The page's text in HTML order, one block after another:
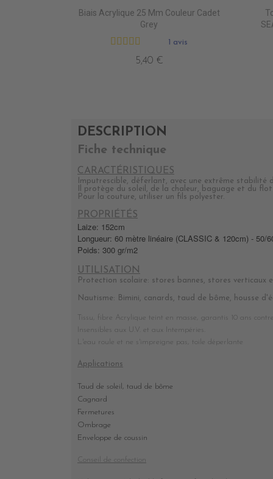
Biais Acrylique 25 Mm Couleur Cadet
Grey
1 avis
5,40 €
DESCRIPTION
Fiche technique
CARACTÉRISTIQUES
Imputrescible, déferlant, avec une extrême stabilité
Il protège du soleil, de la chaleur, baguage et du
Pour la couture, utiliser un fils polyester.
PROPRIÉTÉS
Laize: 152cm
Longueur: 60 mètre linéaire (CLASSIC & 120cm) - 50/
Poids: 300 gr/m2
UTILISATION
Protection scolaire: stores bannes, stores verticaux
Nautisme: Bimini, canards, taud de bôme, housse
Tissu, fibre Acrylique teint en masse, garantis 10 ans contre
Insensibles aux U.V. et aux Intempéries.
L'eau roule et ne s'impreigne pas, toile déperlante
Applications
Taud de soleil, taud de bôme
Cagnard
Fermetures
Ombrage
Enveloppe de coussin
Conseil de confection